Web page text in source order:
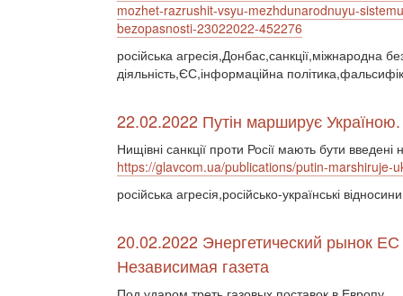
mozhet-razrushit-vsyu-mezhdunarodnuyu-
bezopasnosti-23022022-452276
російська агресія,Донбас,санкції,міжнародна
діяльність,ЄС,інформаційна
22.02.2022 Путін марширує
Нищівні санкції проти Росії мають бути введені
https://glavcom.ua/publications/putin-marshiruje-
російська агресія,російсько-українські
20.02.2022 Энергетический рынок
Независимая газета